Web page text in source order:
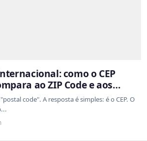
como o CEP
ao ZIP Code e aos
países
code". A resposta é simples: é o CEP. O